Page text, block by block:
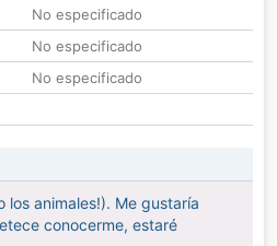
No especificado
No especificado
No especificado
los animales!). Me gustaría
conocerme, estaré